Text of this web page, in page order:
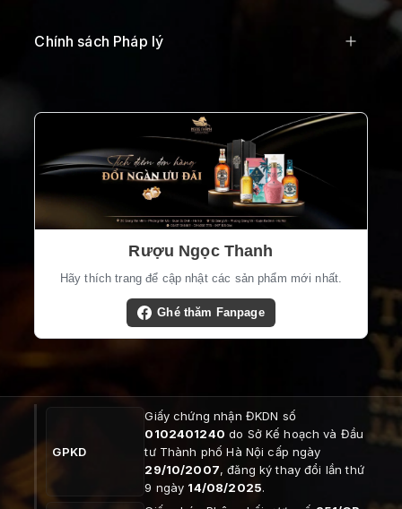
Chính sách Pháp lý
Rượu Ngọc Thanh
Hãy thích trang để cập nhật các sản phẩm mới nhất.
Ghé thăm Fanpage
GPKD
Giấy chứng nhận ĐKDN số
0102401240 do Sở Kế hoạch và Đầu
tư Thành phố Hà Nội cấp ngày
29/10/2007, đăng ký thay đổi lần thứ
9 ngày 14/08/2025.